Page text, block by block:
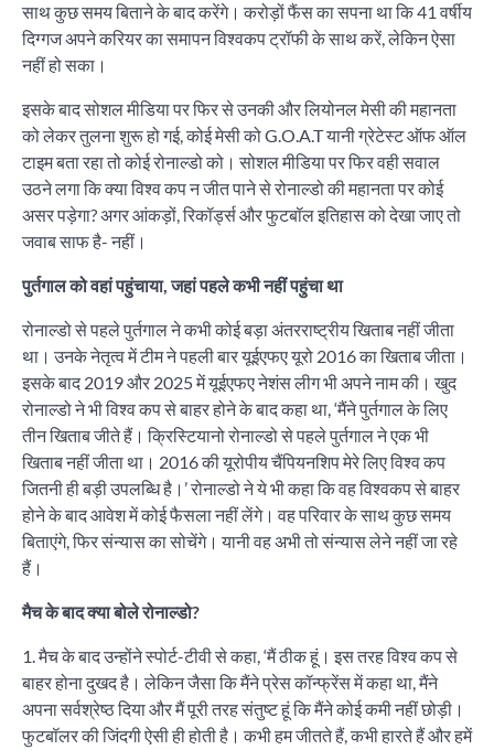
साथ कुछ समय बिताने के बाद करेंगे। करोड़ों फैंस का सपना था कि 41 वर्षीय
दिग्गज अपने करियर का समापन विश्वकप ट्रॉफी के साथ करें, लेकिन ऐसा
नहीं हो सका।
इसके बाद सोशल मीडिया पर फिर से उनकी और लियोनल मेसी की महानता
को लेकर तुलना शुरू हो गई, कोई मेसी को G.O.A.T यानी ग्रेटेस्ट ऑफ ऑल
टाइम बता रहा तो कोई रोनाल्डो को। सोशल मीडिया पर फिर वही सवाल
उठने लगा कि क्या विश्व कप न जीत पाने से रोनाल्डो की महानता पर कोई
असर पड़ेगा? अगर आंकड़ों, रिकॉर्ड्स और फुटबॉल इतिहास को देखा जाए तो
जवाब साफ है- नहीं।
पुर्तगाल को वहां पहुंचाया, जहां पहले कभी नहीं पहुंचा था
रोनाल्डो से पहले पुर्तगाल ने कभी कोई बड़ा अंतरराष्ट्रीय खिताब नहीं जीता
था। उनके नेतृत्व में टीम ने पहली बार यूईएफए यूरो 2016 का खिताब जीता।
इसके बाद 2019 और 2025 में यूईएफए नेशंस लीग भी अपने नाम की। खुद
रोनाल्डो ने भी विश्व कप से बाहर होने के बाद कहा था, ‘मैंने पुर्तगाल के लिए
तीन खिताब जीते हैं। क्रिस्टियानो रोनाल्डो से पहले पुर्तगाल ने एक भी
खिताब नहीं जीता था। 2016 की यूरोपीय चैंपियनशिप मेरे लिए विश्व कप
जितनी ही बड़ी उपलब्धि है।’ रोनाल्डो ने ये भी कहा कि वह विश्वकप से बाहर
होने के बाद आवेश में कोई फैसला नहीं लेंगे। वह परिवार के साथ कुछ समय
बिताएंगे, फिर संन्यास का सोचेंगे। यानी वह अभी तो संन्यास लेने नहीं जा रहे
हैं।
मैच के बाद क्या बोले रोनाल्डो?
1. मैच के बाद उन्होंने स्पोर्ट-टीवी से कहा, ‘मैं ठीक हूं। इस तरह विश्व कप से
बाहर होना दुखद है। लेकिन जैसा कि मैंने प्रेस कॉन्फ्रेंस में कहा था, मैंने
अपना सर्वश्रेष्ठ दिया और मैं पूरी तरह संतुष्ट हूं कि मैंने कोई कमी नहीं छोड़ी।
फुटबॉलर की जिंदगी ऐसी ही होती है। कभी हम जीतते हैं, कभी हारते हैं और हमें